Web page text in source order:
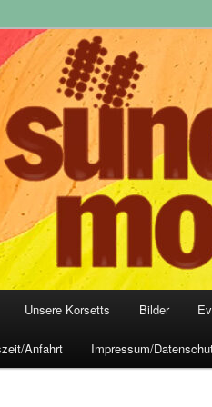
Frankfurt
Mode, Club- und Dark-Wear seit
Unsere Korsetts Bilder
Anfahrt Impressum/